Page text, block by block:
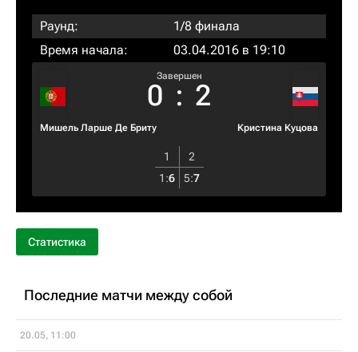
Раунд:
1/8 финала
Время начала:
03.04.2016 в 19:10
Мишель Ларше Де Бриту
Завершен
0 : 2
Кристина Куцова
1
2
1 :6 5:7
Статистика
Последние матчи между собой
20.05, 11:00